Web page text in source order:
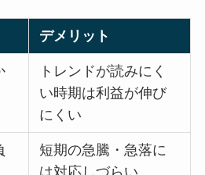
デメリット
トレンドが読みにく
い時期は利益が伸び
にくい
短期の急騰・急落に
は対応しづらい